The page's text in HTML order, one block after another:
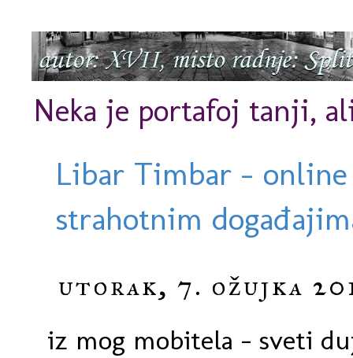
Neka je portafoj tanji,
Libar Timbar -
strahotnim
utorak, 7. ožujka
iz mog mobitela - sveti